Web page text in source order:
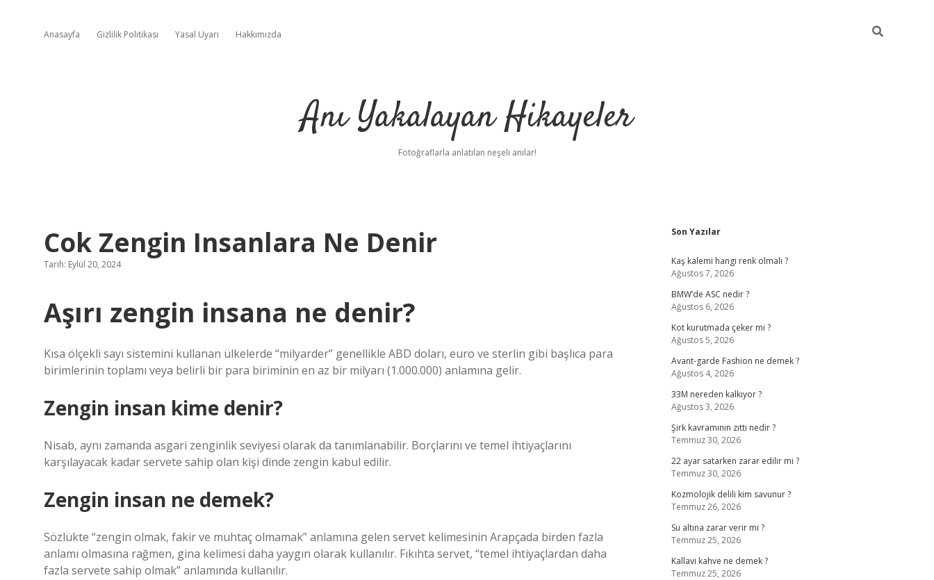
Anasayfa Gizlilik Politikası Yasal Uyarı Hakkımızda
Anı Yakalayan Hikayeler
Fotoğraflarla anlatılan neşeli anılar!
Cok Zengin Insanlara Ne Denir
Tarih: Eylül 20, 2024
Aşırı zengin insana ne denir?
Kısa ölçekli sayı sistemini kullanan ülkelerde “milyarder” genellikle ABD doları, euro ve sterlin gibi başlıca para
birimlerinin toplamı veya belirli bir para biriminin en az bir milyarı (1.000.000) anlamına gelir.
Zengin insan kime denir?
Nisab, aynı zamanda asgari zenginlik seviyesi olarak da tanımlanabilir. Borçlarını ve temel ihtiyaçlarını
karşılayacak kadar servete sahip olan kişi dinde zengin kabul edilir.
Zengin insan ne demek?
Sözlükte “zengin olmak, fakir ve muhtaç olmamak” anlamına gelen servet kelimesinin Arapçada birden fazla
anlamı olmasına rağmen, gina kelimesi daha yaygın olarak kullanılır. Fıkıhta servet, “temel ihtiyaçlardan daha
fazla servete sahip olmak” anlamında kullanılır.
Sidebar
Son Yazılar
Kaş kalemi hangi renk olmalı ?
Ağustos 7, 2026
BMW’de ASC nedir ?
Ağustos 6, 2026
Kot kurutmada çeker mi ?
Ağustos 5, 2026
Avant-garde Fashion ne demek ?
Ağustos 4, 2026
33M nereden kalkıyor ?
Ağustos 3, 2026
Şirk kavramının zıttı nedir ?
Temmuz 30, 2026
22 ayar satarken zarar edilir mi ?
Temmuz 30, 2026
Kozmolojik delili kim savunur ?
Temmuz 26, 2026
Su altına zarar verir mi ?
Temmuz 25, 2026
Kallavi kahve ne demek ?
Temmuz 25, 2026